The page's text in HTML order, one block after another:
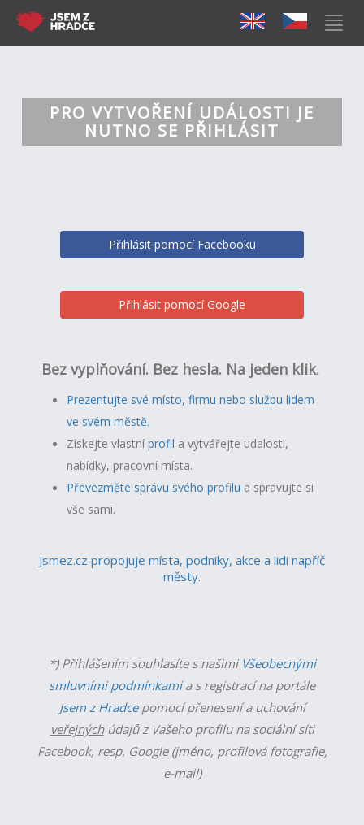
PRO VYTVOŘENÍ UDÁLOSTI JE
NUTNO SE PŘIHLÁSIT
Přihlásit pomocí Facebooku
Přihlásit pomocí Google
Bez vyplňování. Bez hesla. Na jeden klik.
Prezentujte své místo, firmu nebo službu lidem
ve svém městě.
Získejte vlastníprofil a vytvářejte udalosti,
nabídky, pracovní místa.
Převezměte správu svého profilu a spravujte si
vše sami.
Jsmez.cz propojuje místa, podniky, akce a lidi napříč
městy.
*) Přihlášením souhlasíte s našimi Všeobecnými
smluvními podmínkamia s registrací na portále
Jsem z Hradcepomocí přenesení a uchování
veřejnýchúdajů z Vašeho profilu na sociální síti
Facebook, resp. Google (jméno, profilová fotografie,
e-mail)